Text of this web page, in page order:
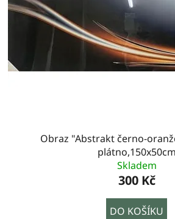
Obraz "Abstrakt černo-
plátno,150x50cm
Skladem
300 Kč
DO KOŠÍKU